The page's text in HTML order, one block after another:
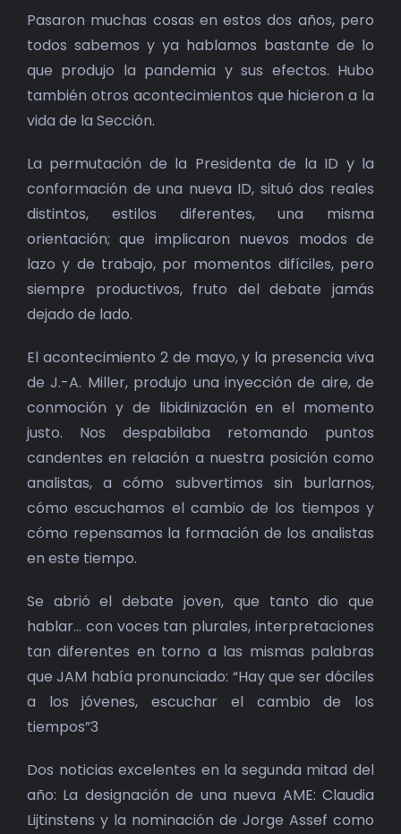
Pasaron muchas cosas en estos dos años, pero
todos sabemos y ya hablamos bastante de lo
que produjo la pandemia y sus efectos. Hubo
también otros acontecimientos que hicieron a la
vida de la Sección.
La permutación de la Presidenta de la ID y la
conformación de una nueva ID, situó dos reales
distintos, estilos diferentes, una misma
orientación; que implicaron nuevos modos de
lazo y de trabajo, por momentos difíciles, pero
siempre productivos, fruto del debate jamás
dejado de lado.
El acontecimiento 2 de mayo, y la presencia viva
de J.-A. Miller, produjo una inyección de aire, de
conmoción y de libidinización en el momento
justo. Nos despabilaba retomando puntos
candentes en relación a nuestra posición como
analistas, a cómo subvertimos sin burlarnos,
cómo escuchamos el cambio de los tiempos y
cómo repensamos la formación de los analistas
en este tiempo.
Se abrió el debate joven, que tanto dio que
hablar… con voces tan plurales, interpretaciones
tan diferentes en torno a las mismas palabras
que JAM había pronunciado: “Hay que ser dóciles
a los jóvenes, escuchar el cambio de los
tiempos”3
Dos noticias excelentes en la segunda mitad del
año: La designación de una nueva AME: Claudia
Lijtinstens y la nominación de Jorge Assef como